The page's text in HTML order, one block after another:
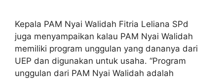
Kepala PAM Nyai Walidah Fitria Leliana SPd
juga menyampaikan kalau PAM Nyai Walidah
memiliki program unggulan yang dananya dari
UEP dan digunakan untuk usaha. “Program
unggulan dari PAM Nyai Walidah adalah